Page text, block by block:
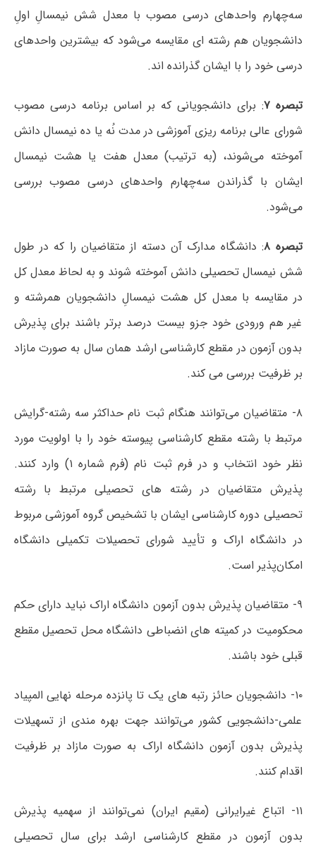
سه‌چهارم واحدهای درسی مصوب با معدل شش نیمسالِ اولِ
دانشجویان هم رشته ای مقایسه می‌شود که بیشترین واحدهای
درسی خود را با ایشان گذرانده اند.
تبصره ۷ : برای دانشجویانی که بر اساس برنامه درسی مصوب
شورای عالی برنامه ریزی آموزشی در مدت نُه یا ده نیمسال دانش
آموخته می‌شوند، (به ترتیب) معدل هفت یا هشت نیمسال
ایشان با گذراندن سه‌چهارم واحدهای درسی مصوب بررسی
می‌شود.
تبصره ۸
: دانشگاه مدارک آن دسته از متقاضیان را که در طول
شش نیمسال تحصیلی دانش آموخته شوند و به لحاظ معدل کل
در مقایسه با معدل کل هشت نیمسالِ دانشجویان همرشته و
غیر هم ورودی خود جزو بیست درصد برتر باشند برای پذیرش
بدون آزمون در مقطع کارشناسی ارشد همان سال به صورت مازاد
بر ظرفیت بررسی می کند.
۸- متقاضیان می‌توانند هنگام ثبت نام حداکثر سه رشته-گرایش
مرتبط با رشته مقطع کارشناسی پیوسته خود را با اولویت مورد
نظر خود انتخاب و در فرم ثبت نام (فرم شماره ۱) وارد کنند.
پذیرش متقاضیان در رشته های تحصیلی مرتبط با رشته
تحصیلی دوره کارشناسی ایشان با تشخیص گروه آموزشی مربوط
در دانشگاه اراک و تأیید شورای تحصیلات تکمیلی دانشگاه
امکان‌پذیر است.
۹- متقاضیان پذیرش بدون آزمون دانشگاه اراک نباید دارای حکم
محکومیت در کمیته های انضباطی دانشگاه محل تحصیل مقطع
قبلی خود باشند.
۱۰- دانشجویان حائز رتبه های یک تا پانزده مرحله نهایی المپیاد
علمی-دانشجویی کشور می‌توانند جهت بهره مندی از تسهیلات
پذیرش بدون آزمون دانشگاه اراک به صورت مازاد بر ظرفیت
اقدام کنند.
۱۱- اتباع غیرایرانی (مقیم ایران) نمی‌توانند از سهمیه پذیرش
بدون آزمون در مقطع کارشناسی ارشد برای سال تحصیلی